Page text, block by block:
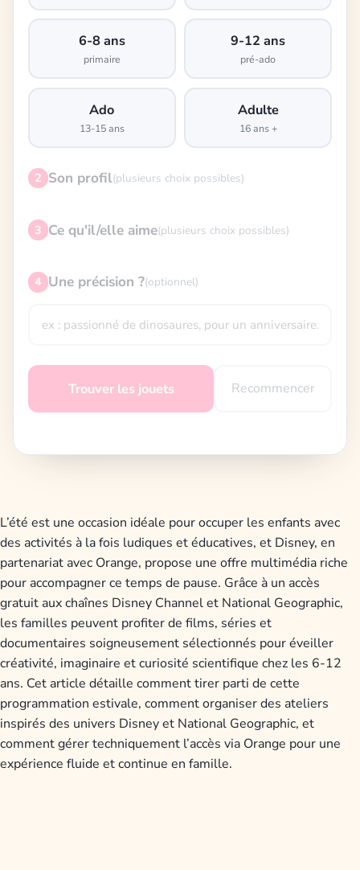
6-8 ans
primaire
9-12 ans
pré-ado
Ado
13-15 ans
Adulte
16 ans +
2 Son profil(plusieurs choix possibles)
3 Ce qu'il/elle aime(plusieurs choix possibles)
4 Une précision ?(optionnel)
Trouver les jouets Recommencer
L’été est une occasion idéale pour occuper les enfants avec
des activités à la fois ludiques et éducatives, et Disney, en
partenariat avec Orange, propose une offre multimédia riche
pour accompagner ce temps de pause. Grâce à un accès
gratuit aux chaînes Disney Channel et National Geographic,
les familles peuvent profiter de films, séries et
documentaires soigneusement sélectionnés pour éveiller
créativité, imaginaire et curiosité scientifique chez les 6-12
ans. Cet article détaille comment tirer parti de cette
programmation estivale, comment organiser des ateliers
inspirés des univers Disney et National Geographic, et
comment gérer techniquement l’accès via Orange pour une
expérience fluide et continue en famille.